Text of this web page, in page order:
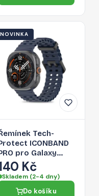
NOVINKA
Tech-
ICONBAND
pro Galaxy
ULTRA 1 / 2
2026 (47 MM)
navy blue
Kč
Skladem (2-4 dny)
Do košíku